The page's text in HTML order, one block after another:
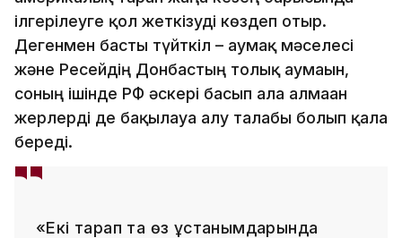
ілгерілеуге қол жеткізуді көздеп отыр.
Дегенмен басты түйткіл – аумақ мәселесі
және Ресейдің Донбастың толық аумағын,
соның ішінде РФ әскері басып ала алмаған
жерлерді де бақылауға алу талабы болып қала
береді.
«Екі тарап та өз ұстанымдарында